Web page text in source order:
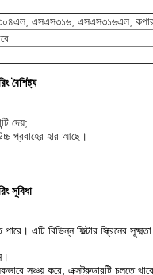
এসএস৩১৬, এসএস৩১৬এল,
বৈশিষ্ট্য
দেয়;
প্রবাহের হার আছে।
সুবিধা
এটি বিভিন্ন ফিল্টার স্ক্রিনের
সঞ্চয় করে, এক্সট্রুডারটি চলতে